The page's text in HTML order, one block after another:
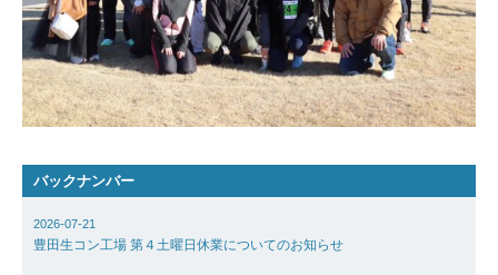
子育て支援事業
&ACTION
実績
バックナンバー
2026-07-21
豊田生コン工場 第４土曜日休業についてのお知らせ